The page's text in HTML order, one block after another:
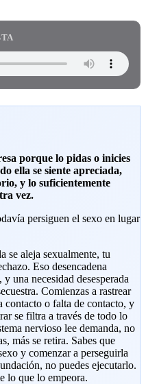
porque lo pidas o inicies
ella se siente apreciada,
y lo suficientemente
vez.
persiguen el sexo en lugar
se aleja sexualmente, tu
Eso desencadena
una necesidad desesperada
Comienzas a rastrear
contacto o falta de contacto, y
se filtra a través de todo lo
nervioso lee demanda, no
más se retira. Sabes que
y comenzar a perseguirla
no puedes ejecutarlo.
lo que lo empeora.